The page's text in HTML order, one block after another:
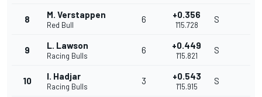
8 M. Verstappen
Red Bull
6 +0.356
1'15.728
S
9 L. Lawson
Racing Bulls
6 +0.449
1'15.821
S
10 I. Hadjar
Racing Bulls
3 +0.543
1'15.915
S